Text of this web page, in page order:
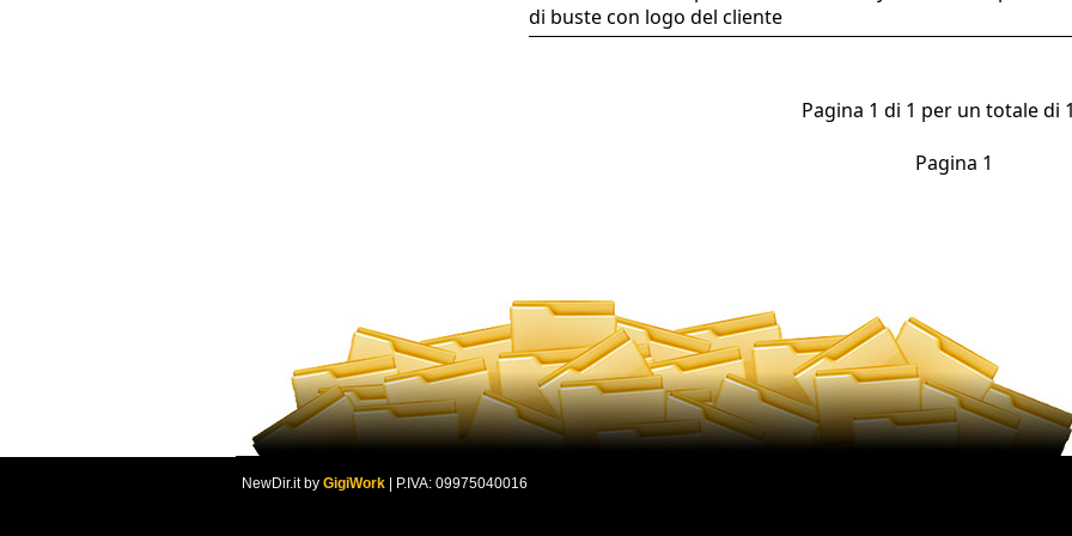
di buste con logo del cliente
Pagina 1 di 1 per un totale di
Pagina 1
NewDir.it by GigiWork | P.IVA: 09975040016